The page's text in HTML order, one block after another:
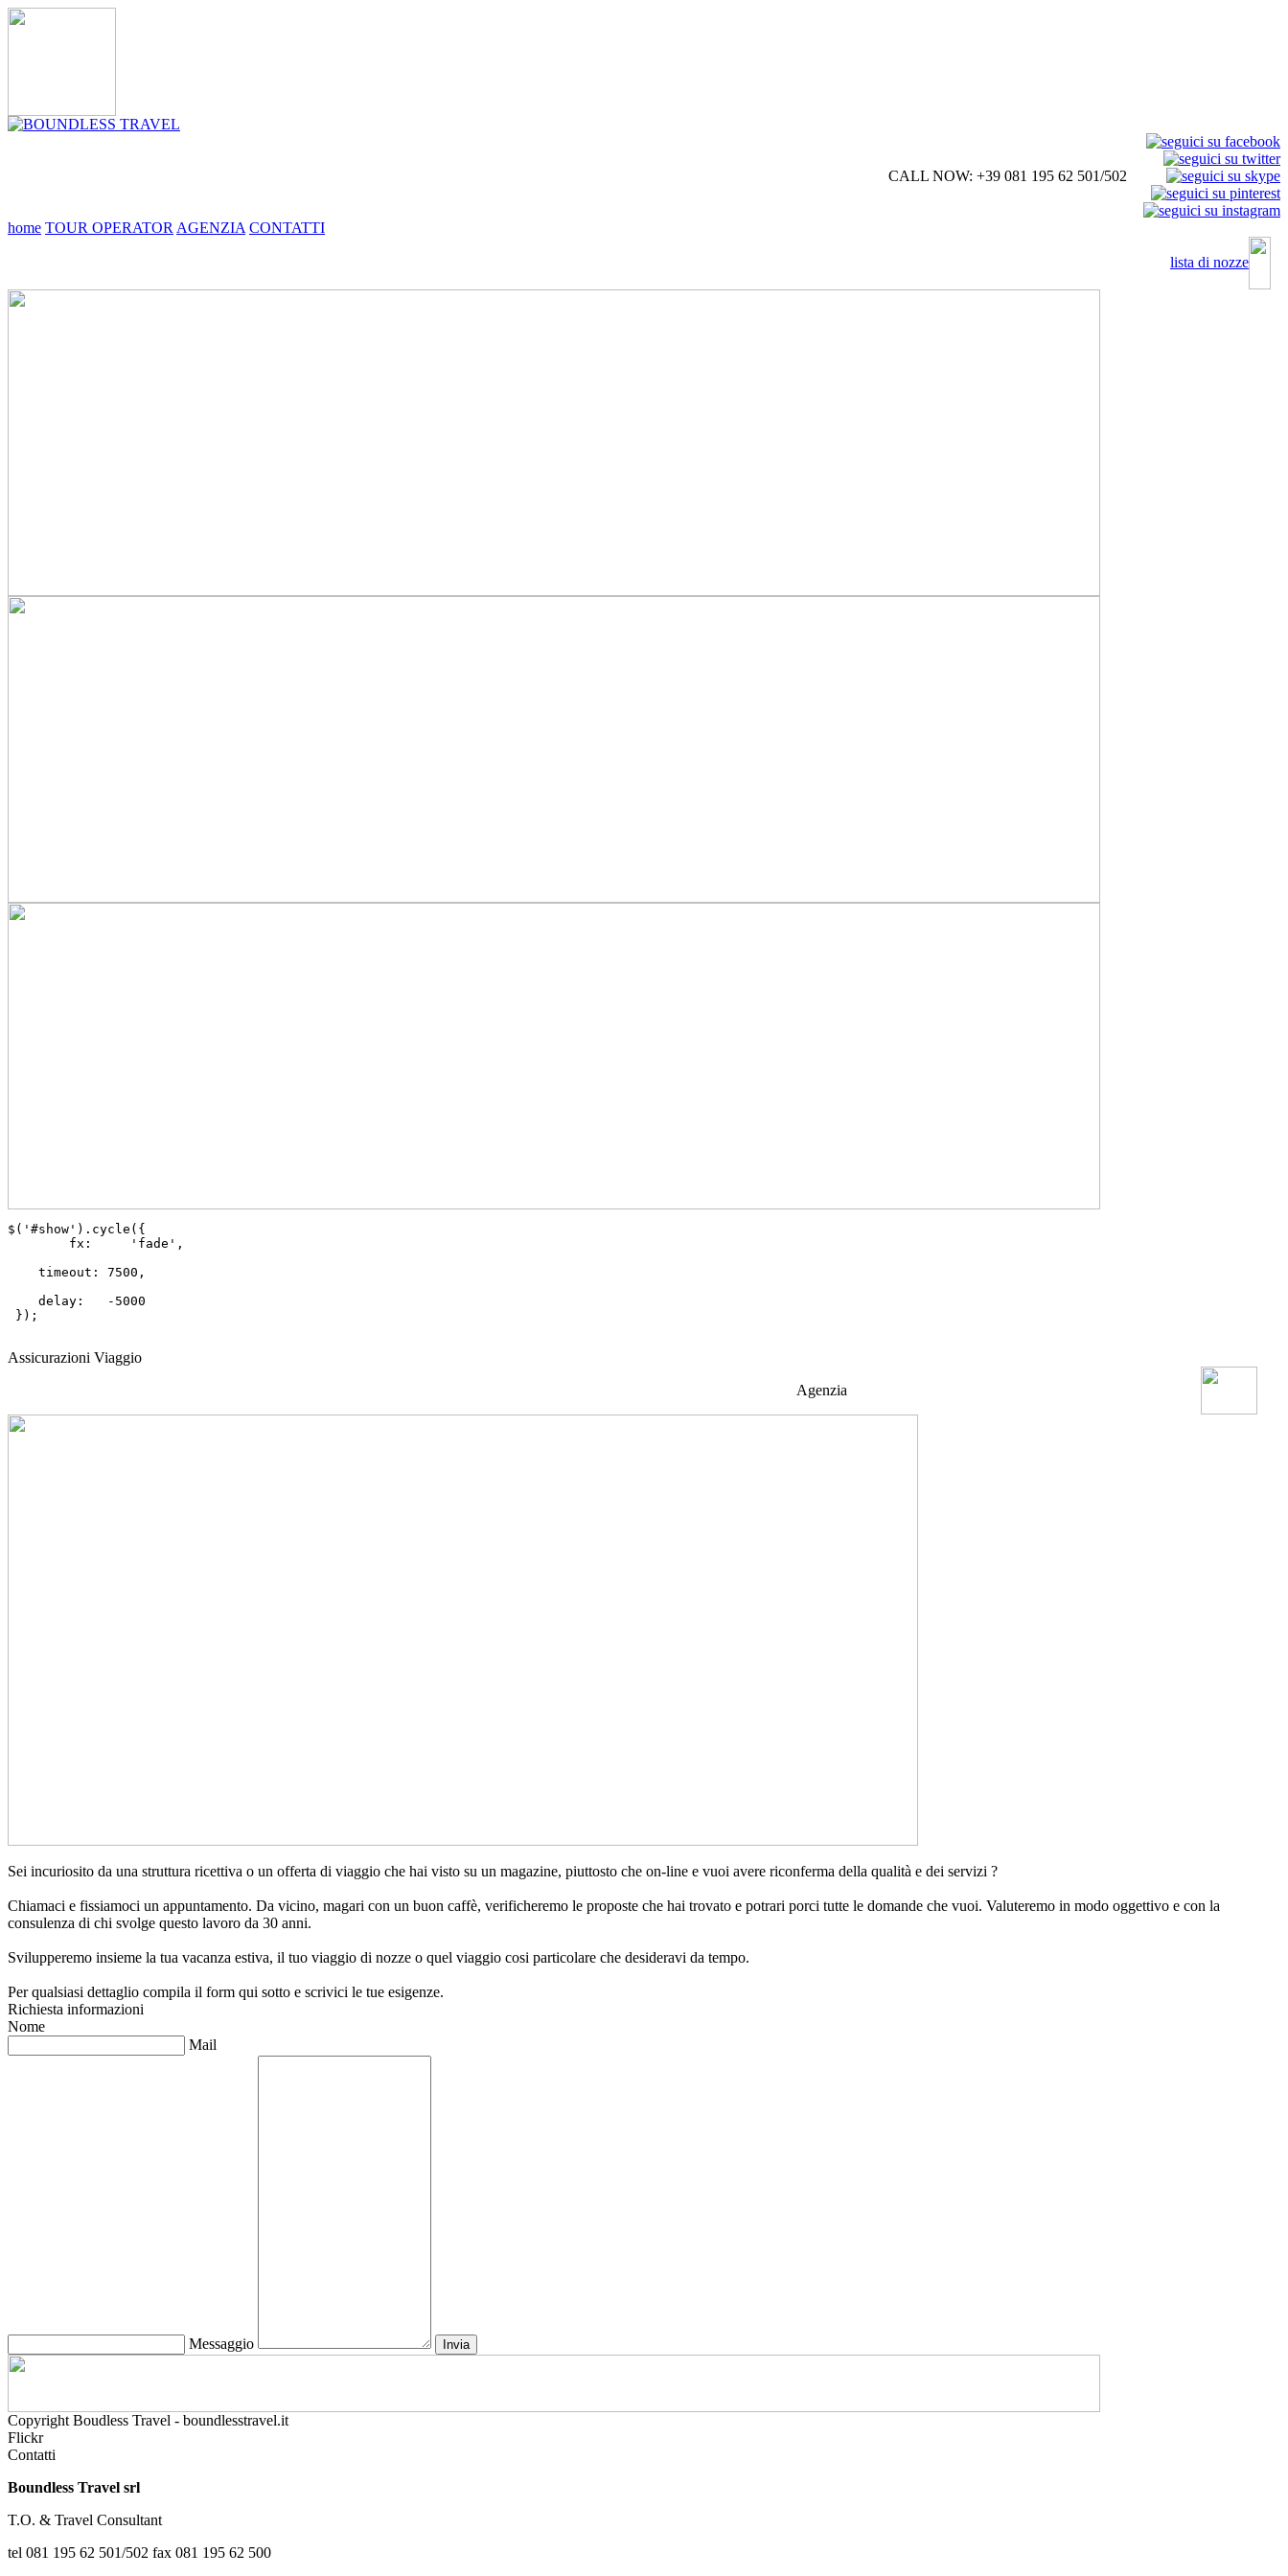
CALL NOW: +39 081 195 62 501/502
home TOUR OPERATOR AGENZIA CONTATTI
lista di nozze
$('#show').cycle({
    timeout: 7500,
    delay:   -5000
});
Assicurazioni Viaggio
Agenzia
Sei incuriosito da una struttura ricettiva o un offerta di viaggio che hai visto su un magazine, piuttosto che on-line e vuoi avere riconferma della qualità e dei servizi ?
Chiamaci e fissiamoci un appuntamento. Da vicino, magari con un buon caffè, verificheremo le proposte che hai trovato e potrari porci tutte le domande che vuoi. Valuteremo in modo oggettivo e con la
consulenza di chi svolge questo lavoro da 30 anni.
Svilupperemo insieme la tua vacanza estiva, il tuo viaggio di nozze o quel viaggio cosi particolare che desideravi da tempo.
Per qualsiasi dettaglio compila il form qui sotto e scrivici le tue esigenze.
Richiesta informazioni
Nome
Mail
Messaggio
Copyright Boudless Travel - boundlesstravel.it
Flickr
Contatti
Boundless Travel srl
T.O. & Travel Consultant
tel 081 195 62 501/502 fax 081 195 62 500